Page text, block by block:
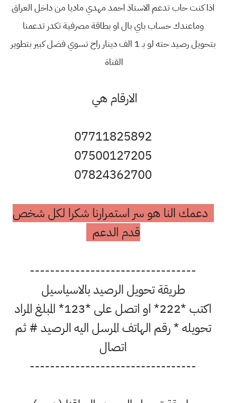
اذا كنت حاب تدعم الاستاذ احمد مهدي ماديا من داخل العراق
وماعندك حساب باي بال او بطاقة مصرفية تكدر تدعمنا
بتحويل رصيد حته لو بـ 1 الف دينار راح تسوي فضل كبير بتطوير
القناة
الارقام هي
07711825892
07500127205
07824362700
دعمك النا هو سر استمرارنا شكرا لكل شخص
قدم الدعم
---------------------------------
طريقة تحويل الرصيد بالاسياسيل
اكتب *222* او اتصل على *123* المبلغ المراد
تحويله * رقم الهاتف المرسل اليه الرصيد # ثم
اتصال
---------------------------------